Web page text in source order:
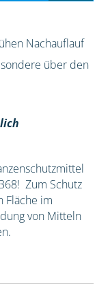
Nachauflauf
über den
Zum Schutz
Fläche im
von Mitteln